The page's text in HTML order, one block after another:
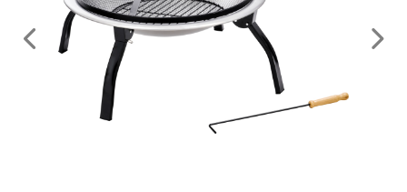
Vorheriges